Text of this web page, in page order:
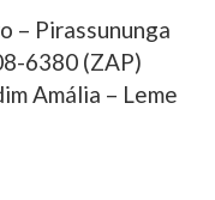
– Pirassununga
6380 (ZAP)
Amália – Leme